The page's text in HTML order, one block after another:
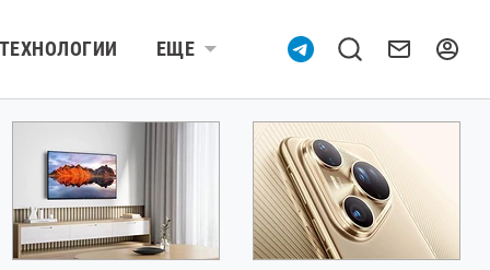
ТЕХНОЛОГИИ ЕЩЕ